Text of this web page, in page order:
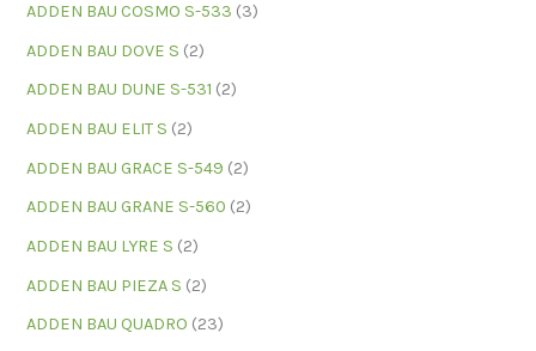
ADDEN BAU COSMO S-533 (3)
ADDEN BAU DOVE S (2)
ADDEN BAU DUNE S-531 (2)
ADDEN BAU ELIT S (2)
ADDEN BAU GRACE S-549 (2)
ADDEN BAU GRANE S-560 (2)
ADDEN BAU LYRE S (2)
ADDEN BAU PIEZA S (2)
ADDEN BAU QUADRO (23)